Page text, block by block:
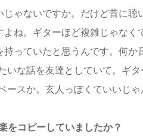
じゃないですか。だけど昔に
よね。ギターほど複雑じゃな
持っていたと思うんです。何
いな話を友達としていて。ギ
ースか。玄人っぽくていいじゃ
をコピーしていましたか？